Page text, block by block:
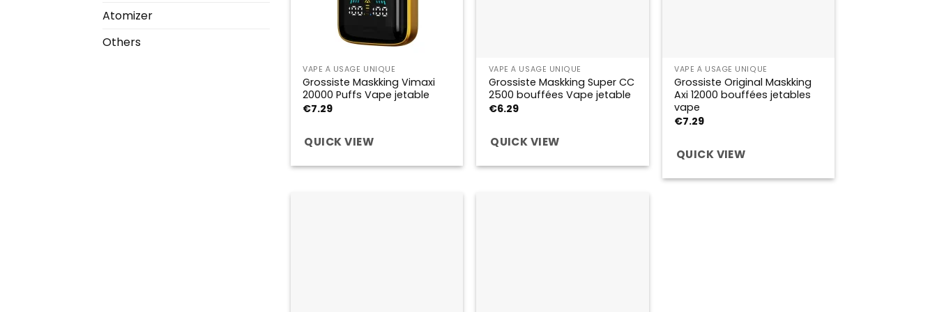
Atomizer
Others
VAPE À USAGE UNIQUE
Grossiste Maskking Vimaxi
20000 Puffs Vape jetable
€7.29
QUICK VIEW
VAPE À USAGE UNIQUE
Grossiste Maskking Super CC
2500 bouffées Vape jetable
€6.29
QUICK VIEW
VAPE À USAGE UNIQUE
Grossiste Original Maskking
Axi 12000 bouffées jetables
vape
€7.29
QUICK VIEW